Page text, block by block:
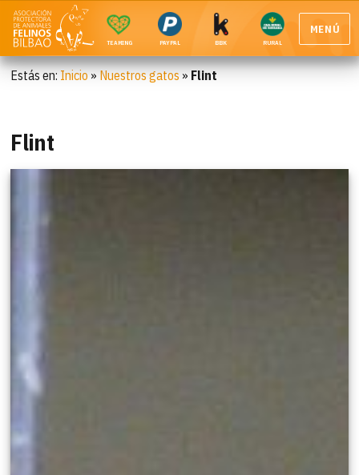
TEAMING PAYPAL BBK RURAL
MENÚ
Estás en: Inicio » Nuestros gatos » Flint
Flint